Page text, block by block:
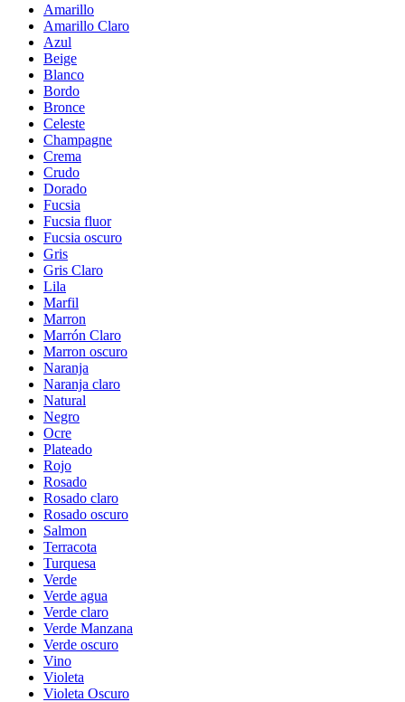
Amarillo
Amarillo Claro
Azul
Beige
Blanco
Bordo
Bronce
Celeste
Champagne
Crema
Crudo
Dorado
Fucsia
Fucsia fluor
Fucsia oscuro
Gris
Gris Claro
Lila
Marfil
Marron
Marrón Claro
Marron oscuro
Naranja
Naranja claro
Natural
Negro
Ocre
Plateado
Rojo
Rosado
Rosado claro
Rosado oscuro
Salmon
Terracota
Turquesa
Verde
Verde agua
Verde claro
Verde Manzana
Verde oscuro
Vino
Violeta
Violeta Oscuro